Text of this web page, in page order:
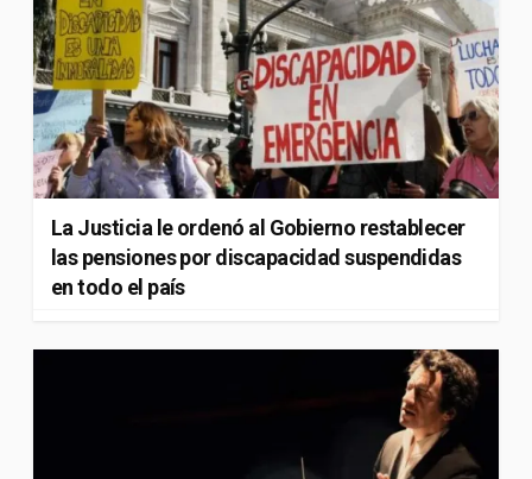
La Justicia le ordenó al Gobierno restablecer
las pensiones por discapacidad suspendidas
en todo el país